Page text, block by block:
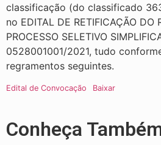
classificação (do classificado
no EDITAL DE RETIFICAÇÃO DO
PROCESSO SELETIVO
0528001001/2021, tudo
regramentos seguintes.
Edital de Convocação Baixar
Conheça